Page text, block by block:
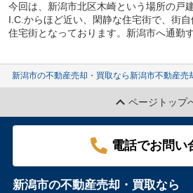
今回は、新潟市北区木崎という場所の戸
I.C.からほど近い、閑静な住宅街で、街
住宅街となっております。新潟市へ通勤
新潟市の不動産売却・買取なら新潟市不動産売
ページトップ
電話でお問い
新潟市の不動産売却・買取なら